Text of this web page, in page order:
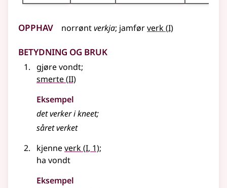
Opphav norrøntverkja; jamførverk(1
I)
Betydning og bruk
gjøre vondt;
smerte(2
II)
Eksempel
detverkeri kneet;
såretverket
kjenneverk(1
I, 1);
ha vondt
Eksempel